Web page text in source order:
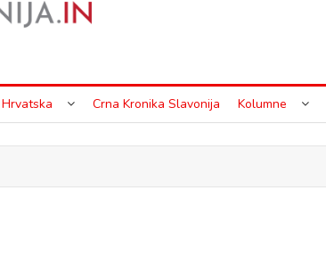
Hrvatska Crna Kronika Slavonija Kolumne